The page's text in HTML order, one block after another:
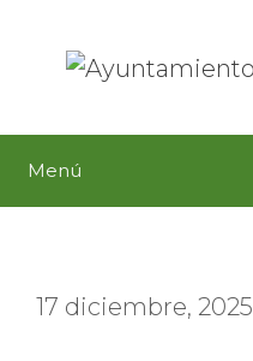
contenido
Menú
17 diciembre, 2025